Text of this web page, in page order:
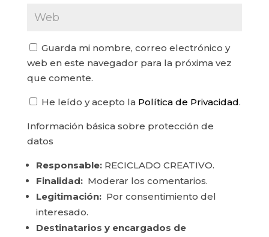
Guarda mi nombre, correo electrónico y
web en este navegador para la próxima vez
que comente.
He leído y acepto la Política de Privacidad.
Información básica sobre protección de
datos
Responsable:RECICLADO CREATIVO.
Finalidad:Moderar los comentarios.
Legitimación:Por consentimiento del
interesado.
Destinatarios y encargados de